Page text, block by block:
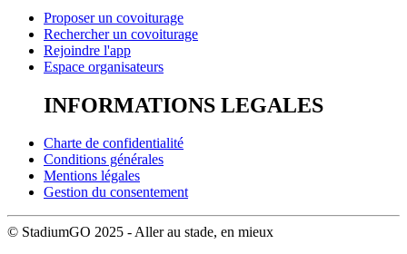
Proposer un covoiturage
Rechercher un covoiturage
Rejoindre l'app
Espace organisateurs
INFORMATIONS LEGALES
Charte de confidentialité
Conditions générales
Mentions légales
Gestion du consentement
© StadiumGO 2025 - Aller au stade, en mieux